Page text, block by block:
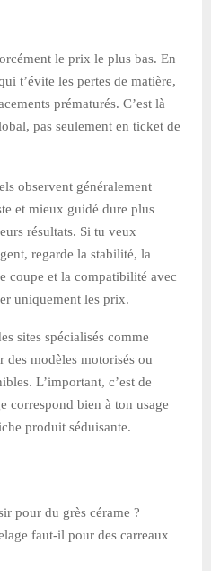
le prix le plus bas. En
t’évite les pertes de matière,
prématurés. C’est là
pas seulement en ticket de
observent généralement
et mieux guidé dure plus
résultats. Si tu veux
regarde la stabilité, la
coupe et la compatibilité avec
uniquement les prix.
sites spécialisés comme
des modèles motorisés ou
L’important, c’est de
correspond bien à ton usage
produit séduisante.
pour du grès cérame ?
faut-il pour des carreaux